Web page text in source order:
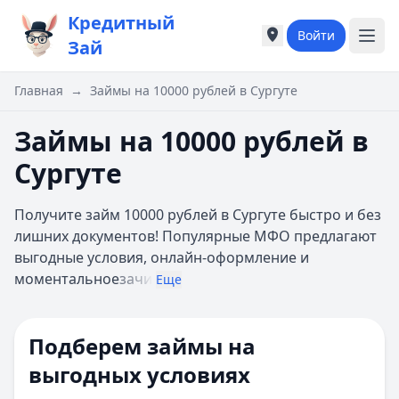
Кредитный
Зай
Города России
Москва
Екатеринбург
Казань
Б
Барнаул
Белгород
Города России
Москва
Екатеринбург
Казань
Б
Барнаул
Белгород
Войти
Главная → Займы на 10000 рублей в Сургуте
Займы на 10000 рублей в
Сургуте
Получите займ 10000 рублей в Сургуте быстро и без
лишних документов! Популярные МФО предлагают
выгодные условия, онлайн-оформление и
моментальноезачи Еще
Подберем займы на
выгодных условиях